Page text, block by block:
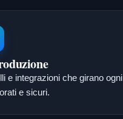
e integrazioni che girano
e sicuri.